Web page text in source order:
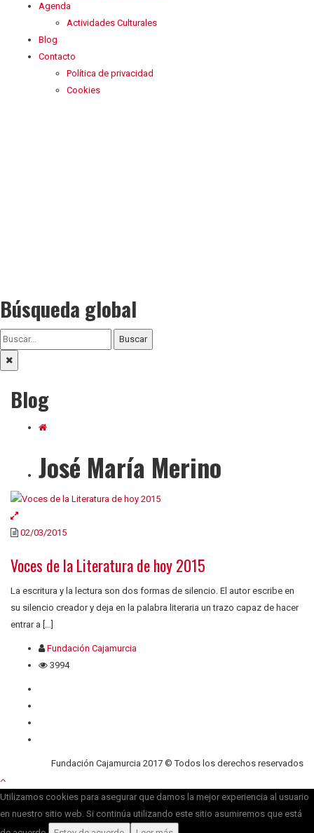
Agenda
Actividades Culturales
Blog
Contacto
Política de privacidad
Cookies
Búsqueda global
Buscar
Blog
José María Merino
02/03/2015
Voces de la Literatura de hoy 2015
La escritura y la lectura son dos formas de silencio. El autor escribe en
su silencio creador y deja en la palabra literaria un trazo capaz de hacer
entrar a […]
Fundación Cajamurcia
3994
Fundación Cajamurcia 2017 © Todos los derechos reservados
Utilizamos cookies para asegurar que damos la mejor experiencia al usuario
en nuestro sitio web. Si continúa utilizando este sitio asumiremos que está